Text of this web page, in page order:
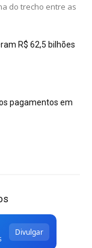
do trecho entre as
R$ 62,5 bilhões
pagamentos em
Divulgar